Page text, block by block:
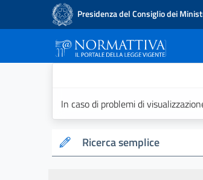
Presidenza del Consiglio dei
In caso di problemi di
Ricerca semplice